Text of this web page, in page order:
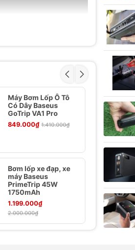
Máy Bơm Lốp Ô Tô
Có Dây Baseus
GoTrip VA1 Pro
849.000₫ 1.410.000₫
- 42%
Bơm lốp xe đạp, xe
máy Baseus
PrimeTrip 45W
1750mAh
1.199.000₫
2.000.000₫